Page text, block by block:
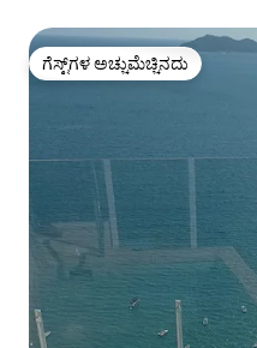
ಗೆಸ್ಟ್‌ಗಳ ಅಚ್ಚುಮೆಚ್ಚಿನದು
ಗೆಸ್ಟ್‌ಗಳ ಅಚ್ಚುಮೆಚ್ಚಿನದು